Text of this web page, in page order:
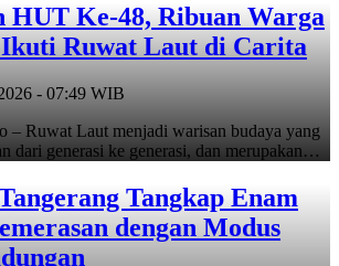
HUT Ke-48, Ribuan Warga
Ikuti Ruwat Laut di Carita
- 07:49 WIB
– Ruwat Laut menjadi warisan budaya yang
dari generasi ke generasi, dan merupakan…
Tangkap Enam
dengan Modus